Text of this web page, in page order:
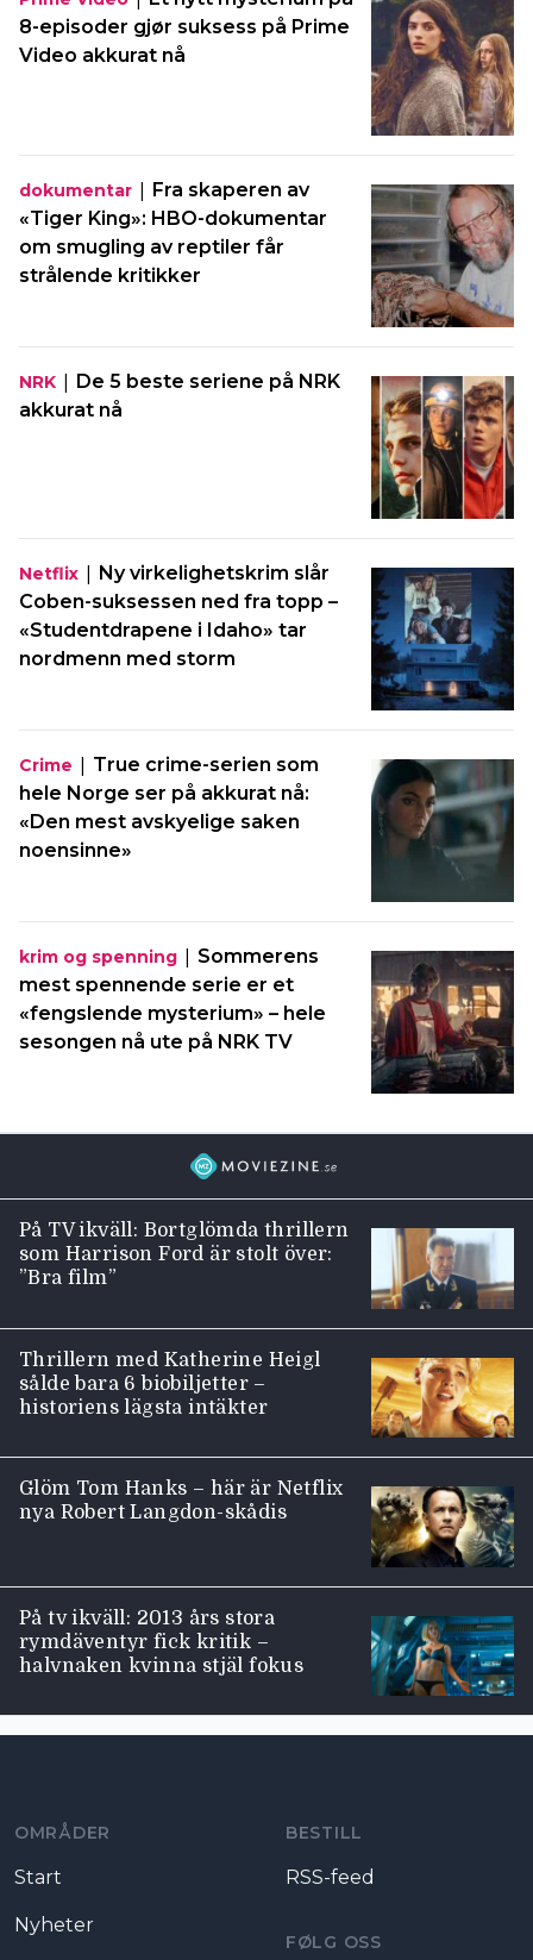
8-episoder gjør suksess på Prime
Video akkurat nå
dokumentar | Fra skaperen av
«Tiger King»: HBO-dokumentar
om smugling av reptiler får
strålende kritikker
NRK | De 5 beste seriene på NRK
akkurat nå
Netflix | Ny virkelighetskrim slår
Coben-suksessen ned fra topp –
«Studentdrapene i Idaho» tar
nordmenn med storm
Crime | True crime-serien som
hele Norge ser på akkurat nå:
«Den mest avskyelige saken
noensinne»
krim og spenning | Sommerens
mest spennende serie er et
«fengslende mysterium» – hele
sesongen nå ute på NRK TV
På TV ikväll: Bortglömda thrillern
som Harrison Ford är stolt över:
”Bra film”
Thrillern med Katherine Heigl
sålde bara 6 biobiljetter –
historiens lägsta intäkter
Glöm Tom Hanks – här är Netflix
nya Robert Langdon-skådis
På tv ikväll: 2013 års stora
rymdäventyr fick kritik –
halvnaken kvinna stjäl fokus
OMRÅDER
Start
Nyheter
BESTILL
RSS-feed
FØLG OSS